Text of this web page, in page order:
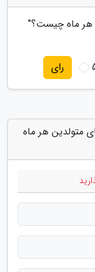
هر ماه چیست؟"
رای
متولدین هر ماه